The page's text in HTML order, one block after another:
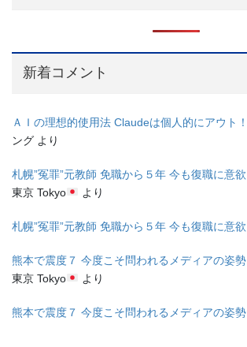
新着コメント
ＡＩの理想的使用法 Claudeは個人的にアウト！
ング より
札幌”冤罪”元教師 免職から５年 今も復職に意欲
東京 Tokyo
より
札幌”冤罪”元教師 免職から５年 今も復職に意欲
熊本で震度７ 今度こそ問われるメディアの姿勢
東京 Tokyo
より
熊本で震度７ 今度こそ問われるメディアの姿勢